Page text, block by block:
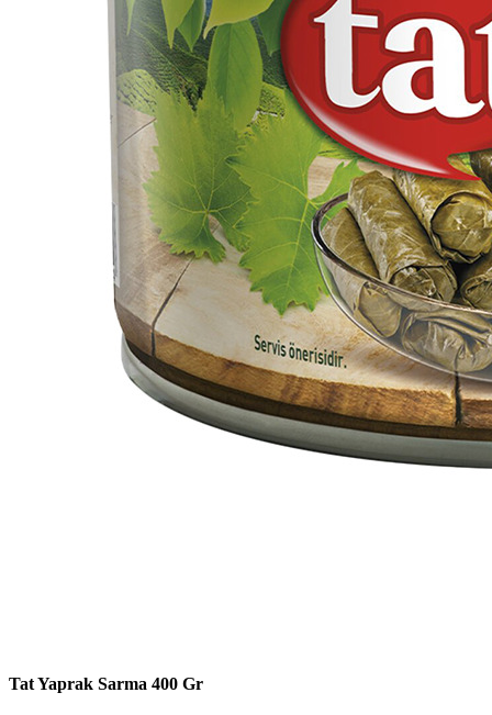
Tat Yaprak Sarma 400 Gr